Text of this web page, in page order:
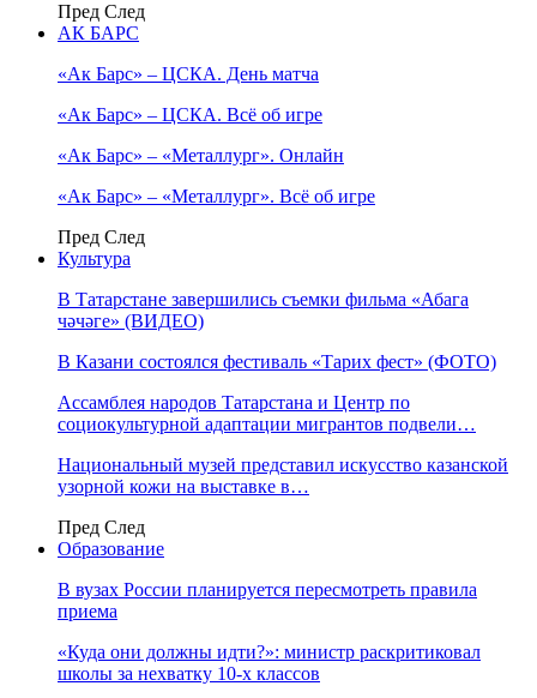
Пред След
АК БАРС
«Ак Барс» – ЦСКА. День матча
«Ак Барс» – ЦСКА. Всё об игре
«Ак Барс» – «Металлург». Онлайн
«Ак Барс» – «Металлург». Всё об игре
Пред След
Культура
В Татарстане завершились съемки фильма «Абага
чәчәге» (ВИДЕО)
В Казани состоялся фестиваль «Тарих фест» (ФОТО)
Ассамблея народов Татарстана и Центр по
социокультурной адаптации мигрантов подвели…
Национальный музей представил искусство казанской
узорной кожи на выставке в…
Пред След
Образование
В вузах России планируется пересмотреть правила
приема
«Куда они должны идти?»: министр раскритиковал
школы за нехватку 10-х классов